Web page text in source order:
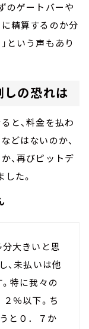
のゲートバーや
精算するのか分
という声もあり
しの恐れは
と、料金を払わ
どはないのか、
、再びピットデ
た。
大きいと思
、未払いは他
特に我々の
％以下。ち
と０．７か